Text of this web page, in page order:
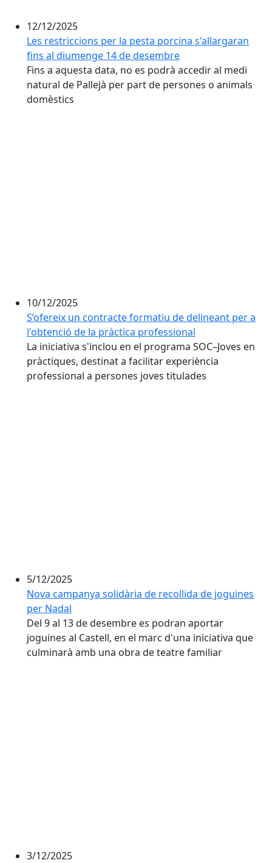
12/12/2025
Les restriccions per la pesta porcina s'allargaran
fins al diumenge 14 de desembre
Fins a aquesta data, no es podrà accedir al medi
natural de Pallejà per part de persones o animals
domèstics
10/12/2025
S’ofereix un contracte formatiu de delineant per a
l'obtenció de la pràctica professional
La iniciativa s'inclou en el programa SOC–Joves en
pràctiques, destinat a facilitar experiència
professional a persones joves titulades
5/12/2025
Nova campanya solidària de recollida de joguines
per Nadal
Del 9 al 13 de desembre es podran aportar
joguines al Castell, en el marc d'una iniciativa que
culminarà amb una obra de teatre familiar
3/12/2025